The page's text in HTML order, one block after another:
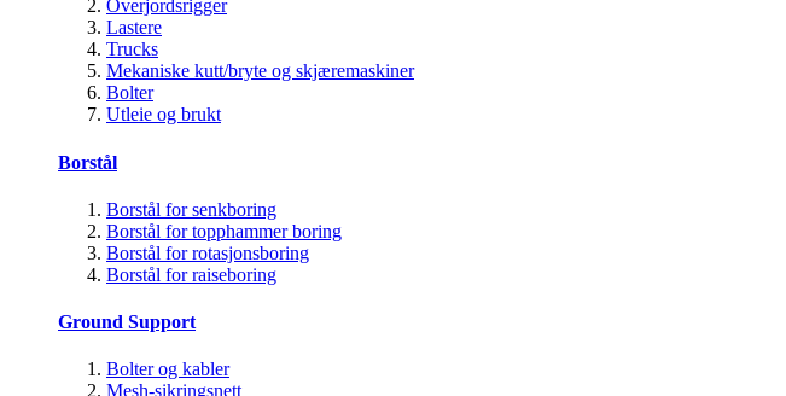
Overjordsrigger
Lastere
Trucks
Mekaniske kutt/bryte og skjæremaskiner
Bolter
Utleie og brukt
Borstål
Borstål for senkboring
Borstål for topphammer boring
Borstål for rotasjonsboring
Borstål for raiseboring
Ground Support
Bolter og kabler
Mesh-sikringsnett